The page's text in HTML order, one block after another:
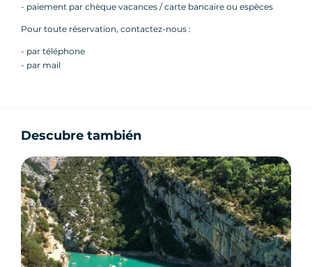
- paiement par chèque vacances / carte bancaire ou espèces
Pour toute réservation, contactez-nous :
- par téléphone
- par mail
Descubre también